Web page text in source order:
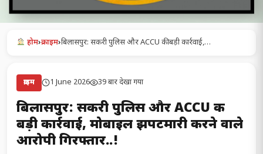
होम›क्राइम›बिलासपुर: सकरी पुलिस और ACCU की बड़ी कार्रवाई,…
क्राइम 1 June 2026 39 बार देखा गया
बिलासपुर: सकरी पुलिस और ACCU की
बड़ी कार्रवाई, मोबाइल झपटमारी करने वाले
आरोपी गिरफ्तार..!